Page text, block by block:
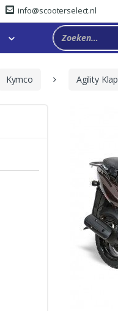
info@scooterselect.nl
Kymco Agility Klap